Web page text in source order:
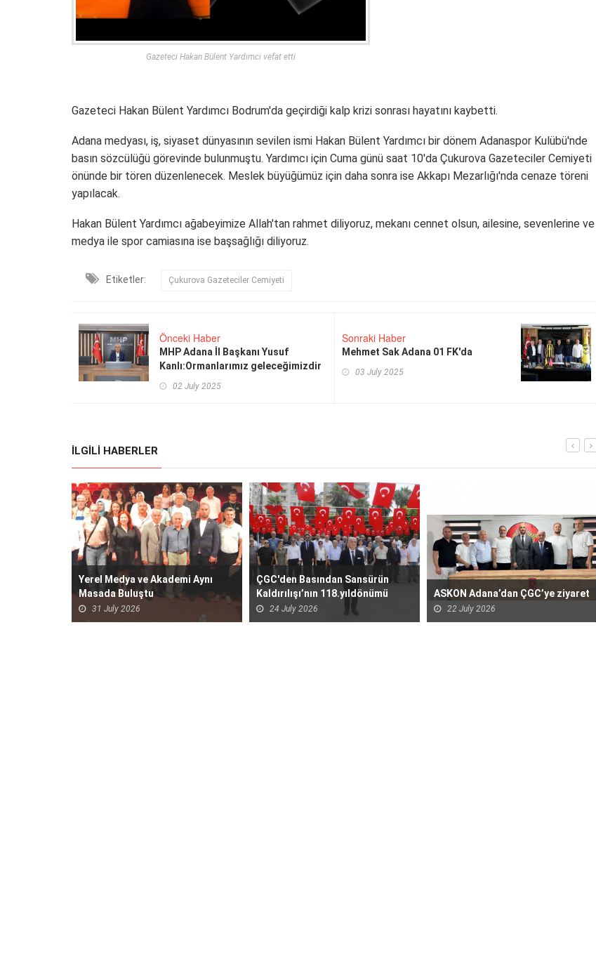
Gazeteci Hakan Bülent Yardımcı vefat etti
Gazeteci Hakan Bülent Yardımcı Bodrum'da geçirdiği kalp krizi sonrası hayatını kaybetti.
Adana medyası, iş, siyaset dünyasının sevilen ismi Hakan Bülent Yardımcı bir dönem Adanaspor Kulübü'nde
basın sözcülüğü görevinde bulunmuştu. Yardımcı için Cuma günü saat 10'da Çukurova Gazeteciler Cemiyeti
önünde bir tören düzenlenecek. Meslek büyüğümüz için daha sonra ise Akkapı Mezarlığı'nda cenaze töreni
yapılacak.
Hakan Bülent Yardımcı ağabeyimize Allah'tan rahmet diliyoruz, mekanı cennet olsun, ailesine, sevenlerine ve
medya ile spor camiasına ise başsağlığı diliyoruz.
Etiketler: Çukurova Gazeteciler Cemiyeti
Önceki Haber
MHP Adana İl Başkanı Yusuf
Kanlı:Ormanlarımız geleceğimizdir
02 July 2025
Sonraki Haber
Mehmet Sak Adana 01 FK'da
03 July 2025
İLGILI HABERLER
Yerel Medya ve Akademi Aynı
Masada Buluştu
31 July 2026
ÇGC'den Basından Sansürün
Kaldırılışı’nın 118.yıldönümü
etkinliği
24 July 2026
ASKON Adana’dan ÇGC’ye ziyaret
22 July 2026